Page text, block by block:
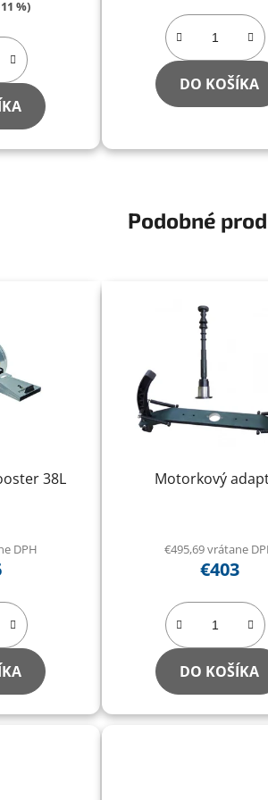
%)
DO KOŠÍKA
Podobné
38L
DPH
Motorkový
€495,69 vrátane
€403
DO KOŠÍKA